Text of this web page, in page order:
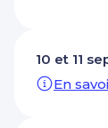
10 et 11
En